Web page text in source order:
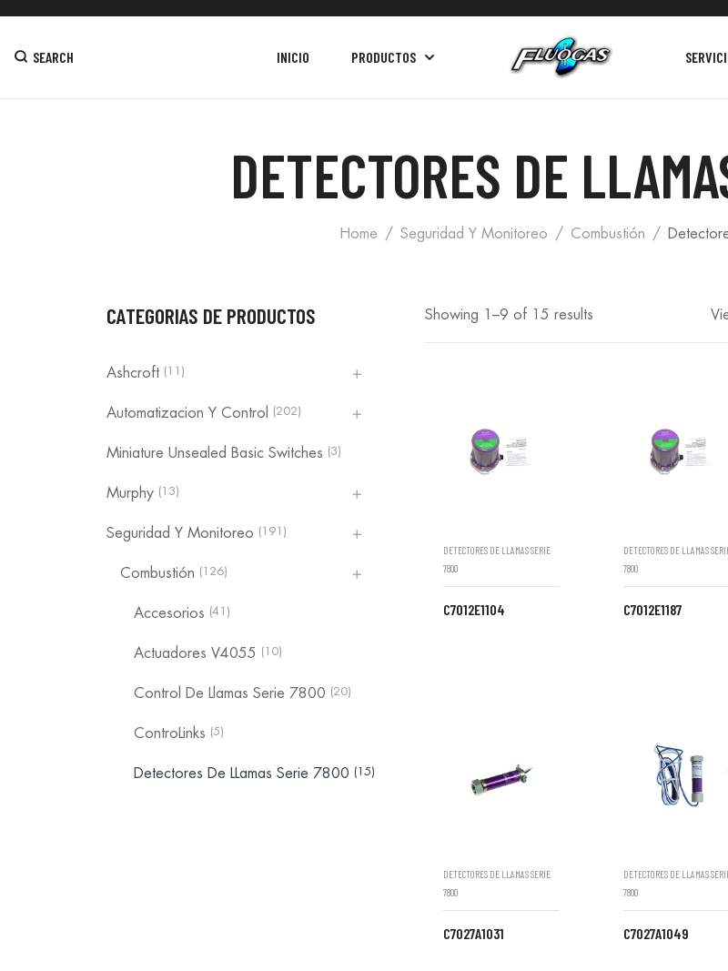
SEARCH INICIO PRODUCTOS
DETECTORES DE
Home Seguridad Y Monitoreo Combustión
Showing 1–9 of 15 results
DETECTORES DE LLAMAS SERIE
7800
C7012E1104
DETECTORES DE LLAMAS
7800
C7012E1187
DETECTORES DE LLAMAS SERIE
7800
C7027A1031
DETECTORES DE LLAMAS
7800
C7027A1049
CATEGORIAS DE PRODUCTOS
Ashcroft (11)
Automatizacion Y Control (202)
Miniature Unsealed Basic Switches (3)
Murphy (13)
Seguridad Y Monitoreo (191)
Combustión (126)
Accesorios (41)
Actuadores V4055 (10)
Control De Llamas Serie 7800 (20)
ControLinks (5)
Detectores De LLamas Serie 7800 (15)